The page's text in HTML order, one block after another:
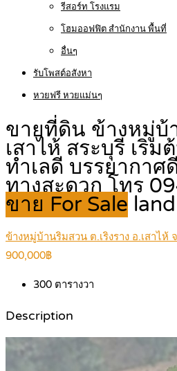
รีสอร์ท โรงแรม
โฮมออฟฟิต สำนักงาน พื้นที่
อื่นๆ
รับโพสต์อสังหา
หวยฟรี หวยแม่นๆ
ขายที่ดิน ข้างหมู่บ้
เสาไห้ สระบุรี เริ่
ทำเลดี บรรยากาศ
ทางสะดวก โทร
ขาย For Sale land
ข้างหมู่บ้านริมสวน ต.เริงราง อ.เสาไห้
900,000฿
300 ตารางวา
Description